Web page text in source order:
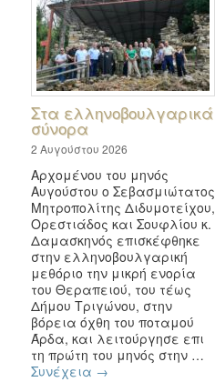
Στα ελληνοβουλγαρικά
σύνορα
2 Αυγούστου 2026
Αρχομένου του μηνός
Αυγούστου ο Σεβασμιώτατος
Μητροπολίτης Διδυμοτείχου,
Ορεστιάδος και Σουφλίου κ.
Δαμασκηνός επισκέφθηκε
στην ελληνοβουλγαρική
μεθόριο την μικρή ενορία
του Θεραπειού, του τέως
Δήμου Τριγώνου, στην
βόρεια όχθη του ποταμού
Άρδα, και λειτούργησε επι
τη πρώτη του μηνός στην …
Συνέχεια →